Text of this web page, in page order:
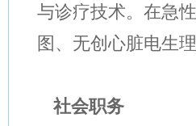
与诊疗技术。在急
图、无创心脏电生
社会职务